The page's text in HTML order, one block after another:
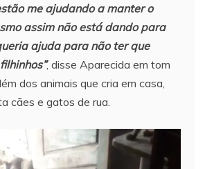
me ajudando a manter o
assim não está dando para
ajuda para não ter que
, disse Aparecida em tom
dos animais que cria em casa,
cães e gatos de rua.